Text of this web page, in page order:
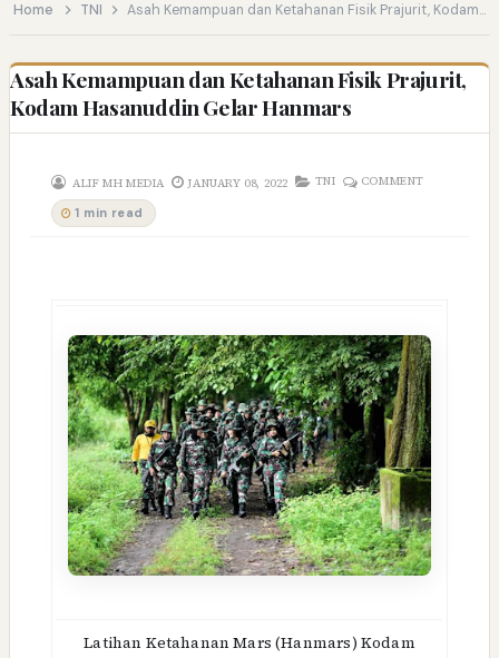
Home TNI Asah Kemampuan dan Ketahanan Fisik Prajurit, Kodam Hasanuddin Gelar Hanmars
Asah Kemampuan dan Ketahanan Fisik Prajurit,
Kodam Hasanuddin Gelar Hanmars
ALIF MH MEDIA JANUARY 08, 2022 TNI COMMENT
1 min read
Latihan Ketahanan Mars (Hanmars) Kodam